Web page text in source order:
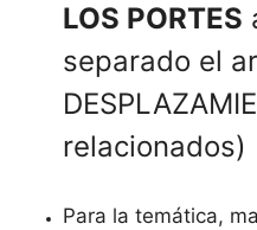
LOS PORTES
separado el
relacionados)
Para la temática,